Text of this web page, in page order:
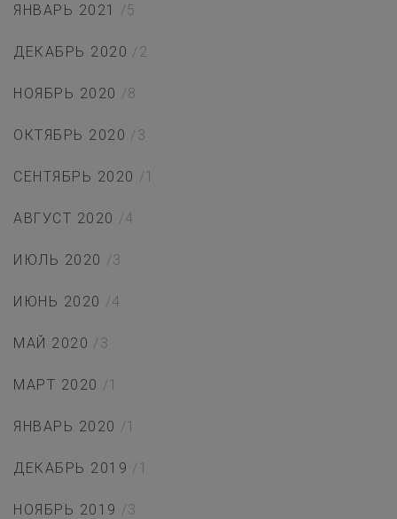
ЯНВАРЬ 2021 /5
ДЕКАБРЬ 2020 /2
НОЯБРЬ 2020 /8
ОКТЯБРЬ 2020 /3
СЕНТЯБРЬ 2020 /1
АВГУСТ 2020 /4
ИЮЛЬ 2020 /3
ИЮНЬ 2020 /4
МАЙ 2020 /3
МАРТ 2020 /1
ЯНВАРЬ 2020 /1
ДЕКАБРЬ 2019 /1
НОЯБРЬ 2019 /3